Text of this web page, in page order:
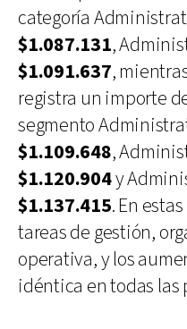
categoría
$1.087.131,
$1.091.637,
registra un importe
segmento
$1.109.648,
$1.120.904y
$1.137.415. En
tareas de gestión,
operativa, y los
idéntica en todas las